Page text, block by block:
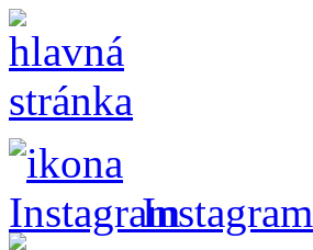
Instagram